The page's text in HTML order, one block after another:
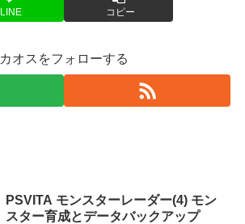
LINE コピー
カオスをフォローする
PSVITA モンスターレーダー(4) モン
スター育成とデータバックアップ